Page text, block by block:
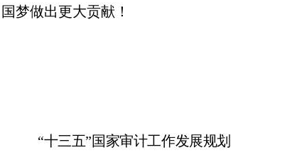
梦做出更大贡献！
“十三五”国家审计工作发展规划